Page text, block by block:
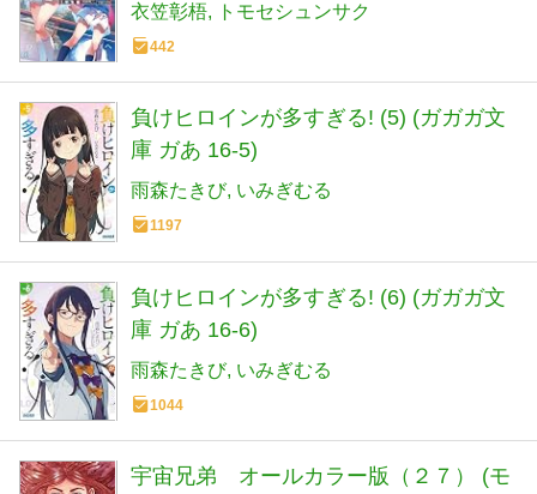
衣笠彰梧 トモセシュンサク
442
負けヒロインが多すぎる! (5) (ガガガ文
庫 ガあ 16-5)
雨森たきび いみぎむる
1197
負けヒロインが多すぎる! (6) (ガガガ文
庫 ガあ 16-6)
雨森たきび いみぎむる
1044
宇宙兄弟 オールカラー版（２７） (モ